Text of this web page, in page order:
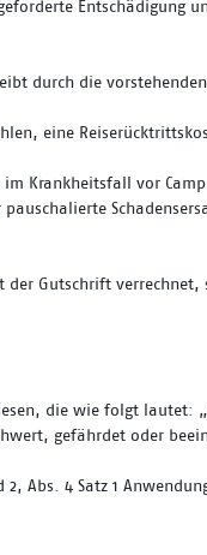
Entschädigung
durch die
eine
Krankheitsfall vor
Gutschrift
die wie folgt lautet:
gefährdet oder
Abs. 4 Satz 1